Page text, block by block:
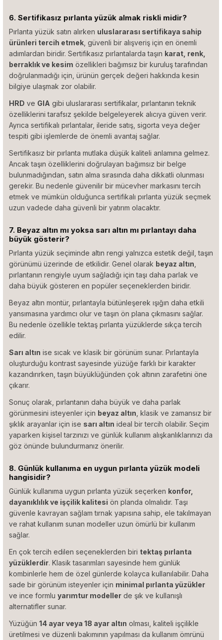
6. Sertifikasız pırlanta yüzük almak riskli midir?
Pırlanta yüzük satın alırken uluslararası sertifikaya sahip
ürünleri tercih etmek , güvenli bir alışveriş için en önemli
adımlardan biridir. Sertifikasız pırlantalarda taşın karat, renk,
berraklık ve kesim özellikleri bağımsız bir kuruluş tarafından
doğrulanmadığı için, ürünün gerçek değeri hakkında kesin
bilgiye ulaşmak zor olabilir.
HRD ve GIA gibi uluslararası sertifikalar, pırlantanın teknik
özelliklerini tarafsız şekilde belgeleyerek alıcıya güven verir.
Ayrıca sertifikalı pırlantalar, ileride satış, sigorta veya değer
tespiti gibi işlemlerde de önemli avantaj sağlar.
Sertifikasız bir pırlanta mutlaka düşük kaliteli anlamına gelmez.
Ancak taşın özelliklerini doğrulayan bağımsız bir belge
bulunmadığından, satın alma sırasında daha dikkatli olunması
gerekir. Bu nedenle güvenilir bir mücevher markasını tercih
etmek ve mümkün olduğunca sertifikalı pırlanta yüzük seçmek
uzun vadede daha güvenli bir yatırım olacaktır.
7. Beyaz altın mı yoksa sarı altın mı pırlantayı daha
büyük gösterir?
Pırlanta yüzük seçiminde altın rengi yalnızca estetik değil, taşın
görünümü üzerinde de etkilidir. Genel olarak beyaz altın
pırlantanın rengiyle uyum sağladığı için taşı daha parlak ve
daha büyük gösteren en popüler seçeneklerden biridir.
Beyaz altın montür, pırlantayla bütünleşerek ışığın daha etkili
yansımasına yardımcı olur ve taşın ön plana çıkmasını sağlar.
Bu nedenle özellikle tektaş pırlanta yüzüklerde sıkça tercih
edilir.
Sarı altın ise sıcak ve klasik bir görünüm sunar. Pırlantayla
oluşturduğu kontrast sayesinde yüzüğe farklı bir karakter
kazandırırken, taşın büyüklüğünden çok altının zarafetini öne
çıkarır.
Sonuç olarak, pırlantanın daha büyük ve daha parlak
görünmesini isteyenler için beyaz altın , klasik ve zamansız bir
şıklık arayanlar için ise sarı altın ideal bir tercih olabilir. Seçim
yaparken kişisel tarzınızı ve günlük kullanım alışkanlıklarınızı da
göz önünde bulundurmanız önerilir.
8. Günlük kullanıma en uygun pırlanta yüzük modeli
hangisidir?
Günlük kullanıma uygun pırlanta yüzük seçerken konfor,
dayanıklılık ve işçilik kalitesi ön planda olmalıdır. Taşı
güvenle kavrayan sağlam tırnak yapısına sahip, ele takılmayan
ve rahat kullanım sunan modeller uzun ömürlü bir kullanım
sağlar.
En çok tercih edilen seçeneklerden biri tektaş pırlanta
yüzüklerdir. Klasik tasarımları sayesinde hem günlük
kombinlerle hem de özel günlerde kolayca kullanılabilir. Daha
sade bir görünüm isteyenler için minimal pırlanta yüzükler
ve ince formlu yarımtur modeller de şık ve kullanışlı
alternatifler sunar.
Yüzüğün 14 ayar veya 18 ayar altın olması, kaliteli işçilikle
üretilmesi ve düzenli bakımının yapılması da kullanım ömrünü